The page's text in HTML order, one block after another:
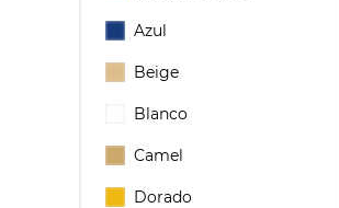
Azul
Beige
Blanco
Camel
Dorado